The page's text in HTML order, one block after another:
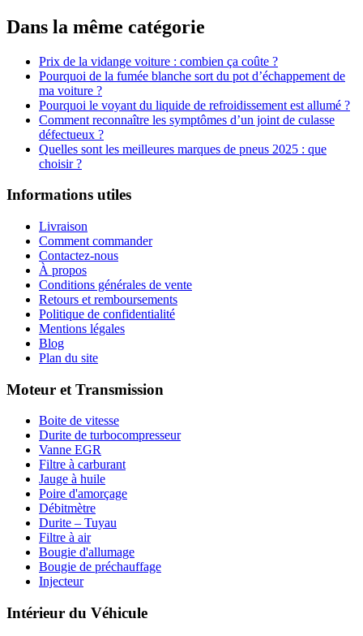
Dans la même catégorie
Prix de la vidange voiture : combien ça coûte ?
Pourquoi de la fumée blanche sort du pot d’échappement de
ma voiture ?
Pourquoi le voyant du liquide de refroidissement est allumé ?
Comment reconnaître les symptômes d’un joint de culasse
défectueux ?
Quelles sont les meilleures marques de pneus 2025 : que
choisir ?
Informations utiles
Livraison
Comment commander
Contactez-nous
À propos
Conditions générales de vente
Retours et remboursements
Politique de confidentialité
Mentions légales
Blog
Plan du site
Moteur et Transmission
Boite de vitesse
Durite de turbocompresseur
Vanne EGR
Filtre à carburant
Jauge à huile
Poire d'amorçage
Débitmètre
Durite – Tuyau
Filtre à air
Bougie d'allumage
Bougie de préchauffage
Injecteur
Intérieur du Véhicule